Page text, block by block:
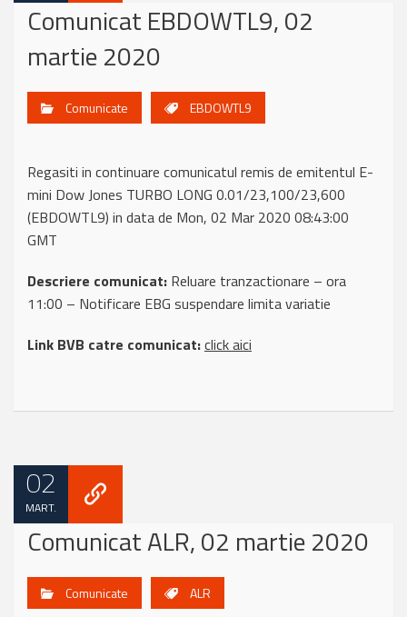
Comunicat EBDOWTL9, 02
martie 2020
Comunicate EBDOWTL9
Regasiti in continuare comunicatul remis de emitentul E-
mini Dow Jones TURBO LONG 0.01/23,100/23,600
(EBDOWTL9) in data de Mon, 02 Mar 2020 08:43:00
GMT
Descriere comunicat: Reluare tranzactionare – ora
11:00 – Notificare EBG suspendare limita variatie
Link BVB catre comunicat:click aici
02
MART.
Comunicat ALR, 02 martie 2020
Comunicate ALR